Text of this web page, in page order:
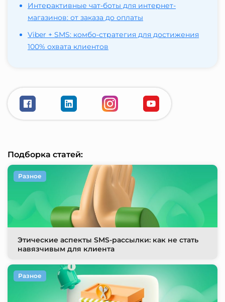
Интерактивные чат-боты для интернет-
магазинов: от заказа до оплаты
Viber + SMS: комбо-стратегия для достижения
100% охвата клиентов
Подборка статей:
Этические аспекты SMS-рассылки: как не стать
навязчивым для клиента
Разное
Разное